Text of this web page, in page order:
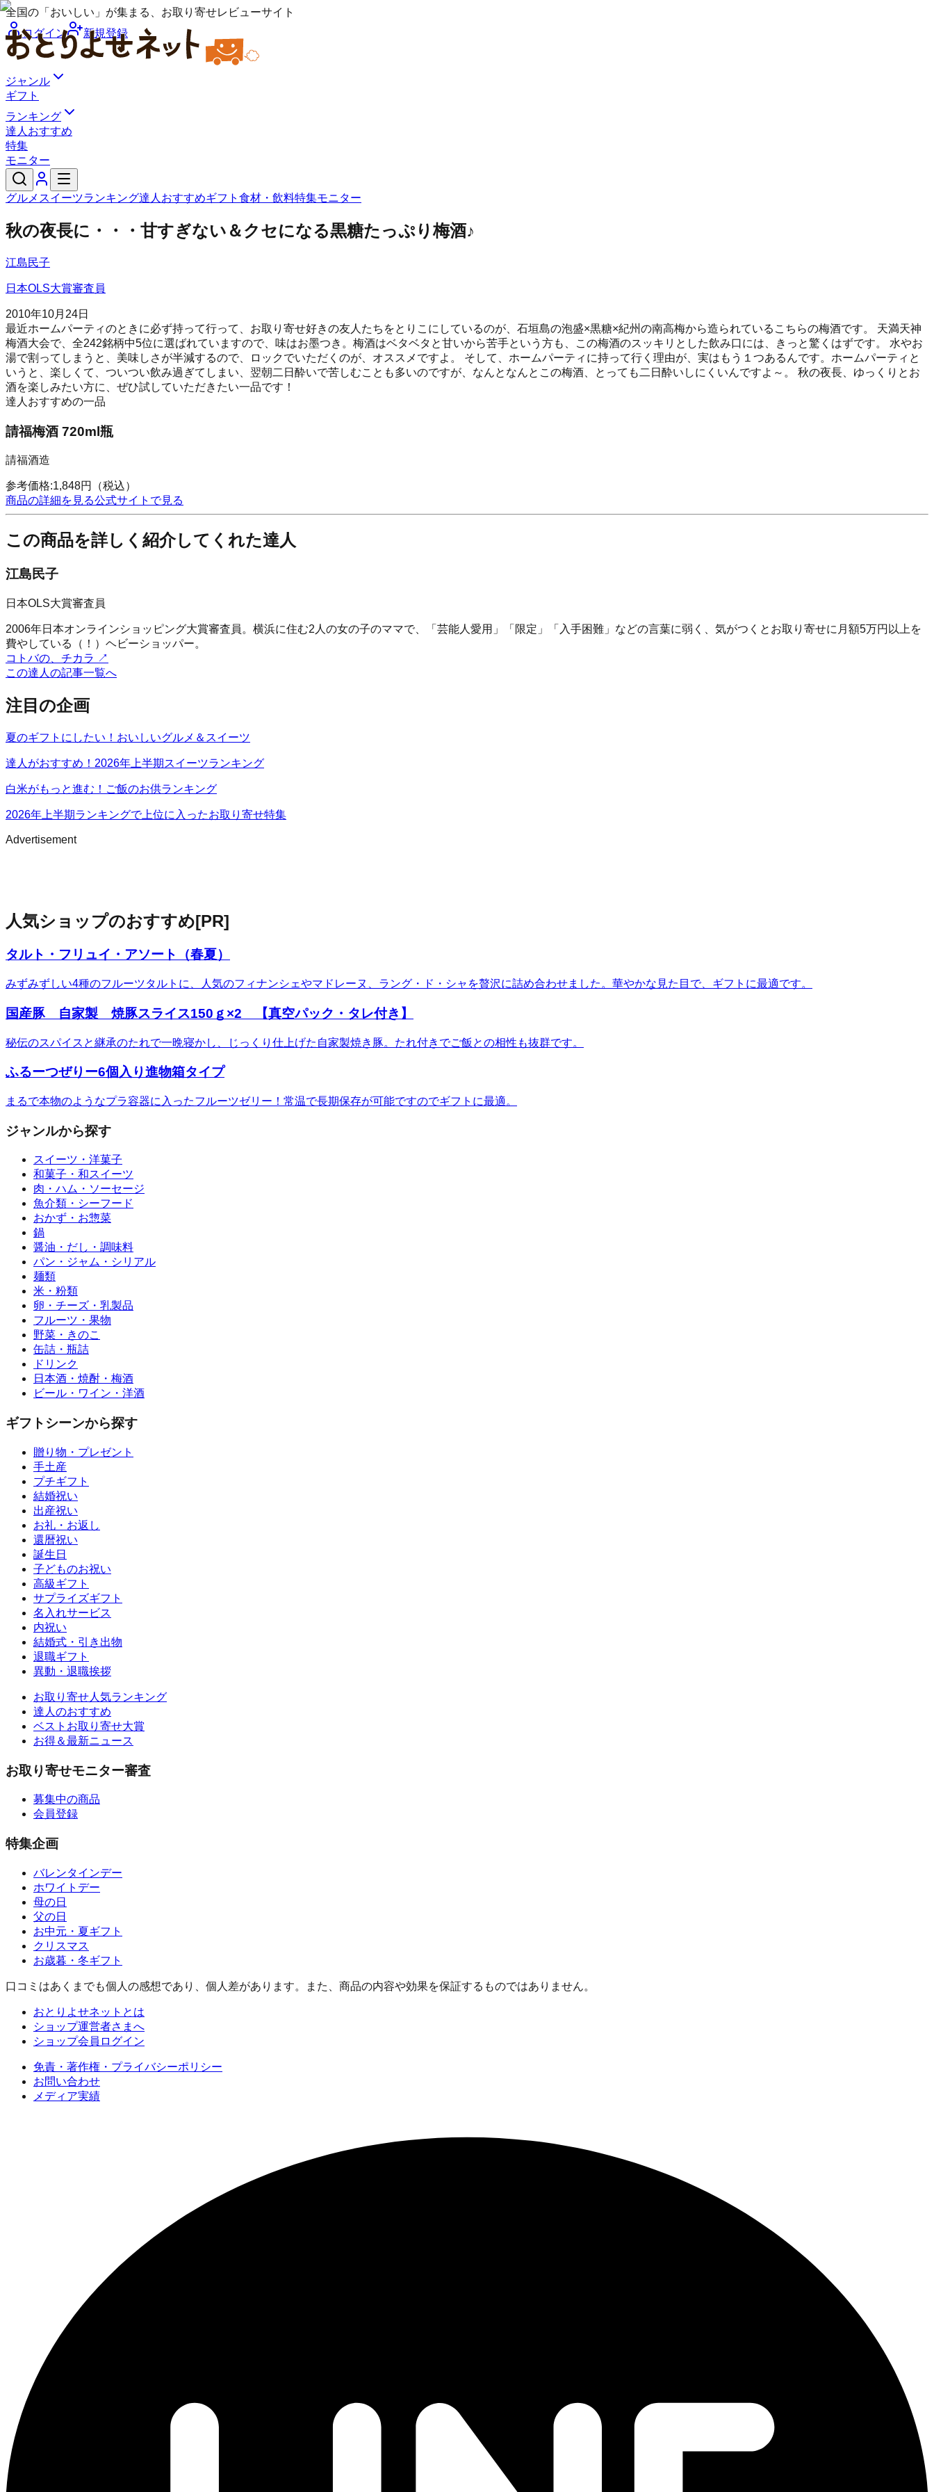
全国の「おいしい」が集まる、お取り寄せレビューサイト
ログイン
新規登録
ジャンル
ギフト
ランキング
達人おすすめ
特集
モニター
グルメ スイーツランキング達人おすすめギフト 食材・飲料特集モニター
秋の夜長に・・・甘すぎない＆クセになる黒糖たっぷり梅酒♪
江島民子
日本OLS大賞審査員
2010年10月24日
最近ホームパーティのときに必ず持って行って、お取り寄せ好きの友人たちをとりこにしているのが、石垣島の泡盛×黒糖×紀州の南高梅から造られているこちらの梅酒です。 天満天神
梅酒大会で、全242銘柄中5位に選ばれていますので、味はお墨つき。梅酒はベタベタと甘いから苦手という方も、この梅酒のスッキリとした飲み口には、きっと驚くはずです。 水やお
湯で割ってしまうと、美味しさが半減するので、ロックでいただくのが、オススメですよ。 そして、ホームパーティに持って行く理由が、実はもう１つあるんです。ホームパーティと
いうと、楽しくて、ついつい飲み過ぎてしまい、翌朝二日酔いで苦しむことも多いのですが、なんとなんとこの梅酒、とっても二日酔いしにくいんですよ～。 秋の夜長、ゆっくりとお
酒を楽しみたい方に、ぜひ試していただきたい一品です！
達人おすすめの一品
請福梅酒 720ml瓶
請福酒造
参考価格:1,848円
（税込）
商品の詳細を見る公式サイトで見る
この商品を詳しく紹介してくれた達人
江島民子
日本OLS大賞審査員
2006年日本オンラインショッピング大賞審査員。横浜に住む2人の女の子のママで、「芸能人愛用」「限定」「入手困難」などの言葉に弱く、気がつくとお取り寄せに月額5万円以上を
費やしている（！）ヘビーショッパー。
コトバの、チカラ ↗
この達人の記事一覧へ
注目の企画
夏のギフトにしたい！おいしいグルメ＆スイーツ
達人がおすすめ！2026年上半期スイーツランキング
白米がもっと進む！ご飯のお供ランキング
2026年上半期ランキングで上位に入ったお取り寄せ特集
Advertisement
人気ショップのおすすめ[PR]
タルト・フリュイ・アソート（春夏）
みずみずしい4種のフルーツタルトに、人気のフィナンシェやマドレーヌ、ラング・ド・シャを贅沢に詰め合わせました。華やかな見た目で、ギフトに最適です。
国産豚 自家製 焼豚スライス150ｇ×2 【真空パック・タレ付き】
秘伝のスパイスと継承のたれで一晩寝かし、じっくり仕上げた自家製焼き豚。たれ付きでご飯との相性も抜群です。
ふるーつぜりー6個入り進物箱タイプ
まるで本物のようなプラ容器に入ったフルーツゼリー！常温で長期保存が可能ですのでギフトに最適。
ジャンルから探す
スイーツ・洋菓子
和菓子・和スイーツ
肉・ハム・ソーセージ
魚介類・シーフード
おかず・お惣菜
鍋
醤油・だし・調味料
パン・ジャム・シリアル
麺類
米・粉類
卵・チーズ・乳製品
フルーツ・果物
野菜・きのこ
缶詰・瓶詰
ドリンク
日本酒・焼酎・梅酒
ビール・ワイン・洋酒
ギフトシーンから探す
贈り物・プレゼント
手土産
プチギフト
結婚祝い
出産祝い
お礼・お返し
還暦祝い
誕生日
子どものお祝い
高級ギフト
サプライズギフト
名入れサービス
内祝い
結婚式・引き出物
退職ギフト
異動・退職挨拶
お取り寄せ人気ランキング
達人のおすすめ
ベストお取り寄せ大賞
お得＆最新ニュース
お取り寄せモニター審査
募集中の商品
会員登録
特集企画
バレンタインデー
ホワイトデー
母の日
父の日
お中元・夏ギフト
クリスマス
お歳暮・冬ギフト
口コミはあくまでも個人の感想であり、個人差があります。また、商品の内容や効果を保証するものではありません。
おとりよせネットとは
ショップ運営者さまへ
ショップ会員ログイン
免責・著作権・プライバシーポリシー
お問い合わせ
メディア実績